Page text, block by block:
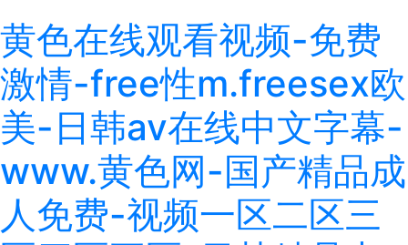
黄色在线观看视频-免费
激情-free性m.freesex欧
美-日韩av在线中文字幕-
www.黄色网-国产精品成
人免费-视频一区二区三